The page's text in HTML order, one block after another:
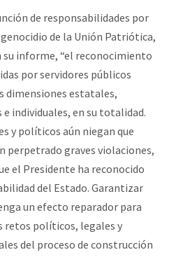
de responsabilidades por
de la Unión Patriótica,
informe, “el reconocimiento
por servidores públicos
dimensiones estatales,
individuales, en su totalidad.
y políticos aún niegan que
perpetrado graves violaciones,
el Presidente ha reconocido
del Estado. Garantizar
un efecto reparador para
retos políticos, legales y
del proceso de construcción